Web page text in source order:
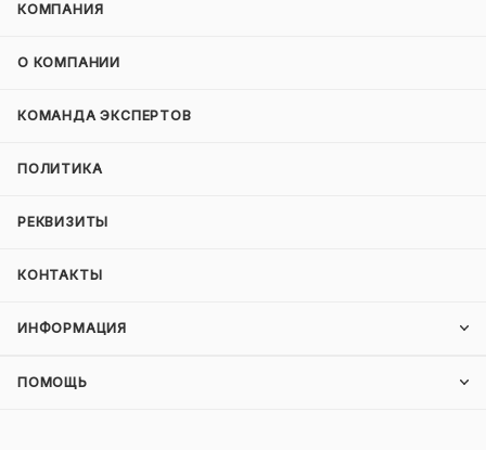
КОМПАНИЯ
О КОМПАНИИ
КОМАНДА ЭКСПЕРТОВ
ПОЛИТИКА
РЕКВИЗИТЫ
КОНТАКТЫ
ИНФОРМАЦИЯ
ПОМОЩЬ